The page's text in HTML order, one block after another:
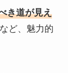
き道が見え
ど、魅力的